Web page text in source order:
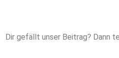
Dir gefällt unser Beitrag? Dann